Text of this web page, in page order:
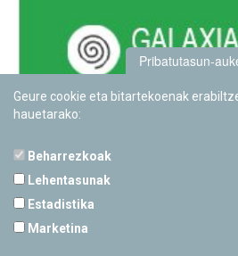
Pribatutasun-
Geure cookie eta bitartekoenak
hauetarako:
Beharrezkoak
Lehentasunak
Estadistika
Marketina